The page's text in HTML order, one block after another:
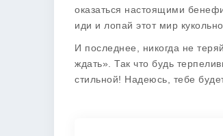
оказаться настоящими
иди и лопай этот мир
И последнее, никогда не
ждать». Так что будь
стильной! Надеюсь, тебе